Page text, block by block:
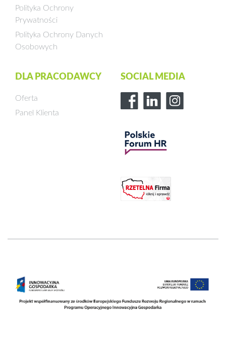
Polityka Ochrony
Prywatności
Polityka Ochrony Danych
Osobowych
DLA PRACODAWCY
Oferta
Panel Klienta
SOCIAL MEDIA